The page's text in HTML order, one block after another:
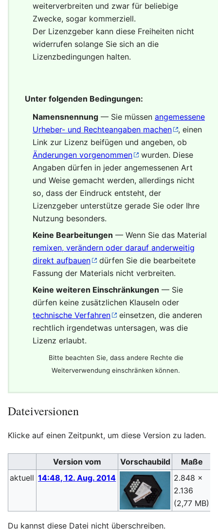
weiterverbreiten und zwar für beliebige
Zwecke, sogar kommerziell.
Der Lizenzgeber kann diese Freiheiten nicht
widerrufen solange Sie sich an die
Lizenzbedingungen halten.
Unter folgenden Bedingungen:
Namensnennung — Sie müssen angemessene
Urheber- und Rechteangaben machen
, einen
Link zur Lizenz beifügen und angeben, ob
Änderungen vorgenommen
wurden. Diese
Angaben dürfen in jeder angemessenen Art
und Weise gemacht werden, allerdings nicht
so, dass der Eindruck entsteht, der
Lizenzgeber unterstütze gerade Sie oder Ihre
Nutzung besonders.
Keine Bearbeitungen — Wenn Sie das Material
remixen, verändern oder darauf anderweitig
direkt aufbauen
dürfen Sie die bearbeitete
Fassung der Materials nicht verbreiten.
Keine weiteren Einschränkungen — Sie
dürfen keine zusätzlichen Klauseln oder
technische Verfahren
einsetzen, die anderen
rechtlich irgendetwas untersagen, was die
Lizenz erlaubt.
Bitte beachten Sie, dass andere Rechte die
Weiterverwendung einschränken können.
Dateiversionen
Klicke auf einen Zeitpunkt, um diese Version zu laden.
Version vom Vorschaubild
Maße
aktuell 14:48, 12. Aug. 2014
2.848 ×
2.136
(2,77 MB)
Du kannst diese Datei nicht überschreiben.